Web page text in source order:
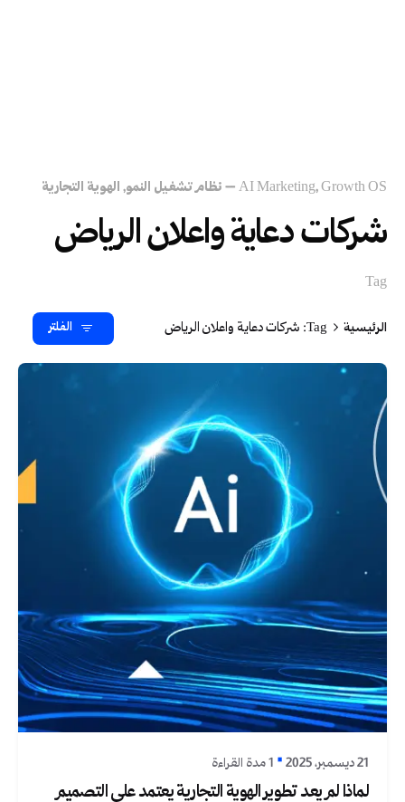
AI Marketing Growth OS – نظام تشغيل النمو الهوية التجارية
شركات دعاية واعلان الرياض
Tag
الرئيسية Tag: شركات دعاية واعلان الرياض الفلتر
نُشر بواسطة
Graphica Ltd
21 ديسمبر، 2025 1 مدة القراءة
لماذا لم يعد تطوير الهوية التجارية يعتمد على التصميم